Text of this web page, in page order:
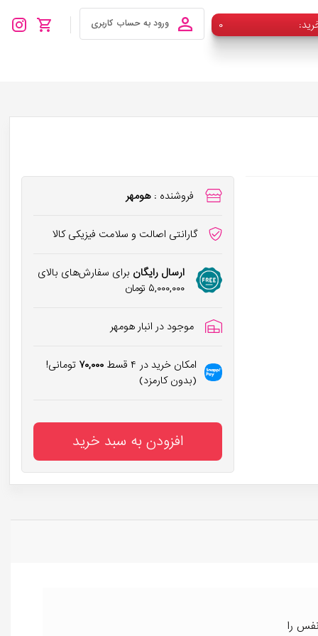
۰ ورود به حساب کاربری
فروشنده : هومهر
گارانتی اصالت و سلامت فیزیکی کالا
ارسال رایگان برای سفارش‌های بالای
۵,۰۰۰,۰۰۰ تومان
موجود در انبار هومهر
امکان خرید در ۴ قسط ۷۰,۰۰۰ تومانی!
(بدون کارمزد)
افزودن به سبد خرید
را